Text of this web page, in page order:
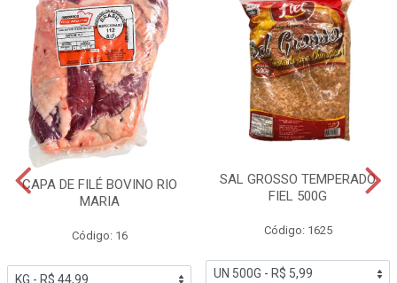
CAPA DE FILÉ BOVINO RIO
MARIA
Código: 16
SAL GROSSO TEMPERADO
FIEL 500G
Código: 1625